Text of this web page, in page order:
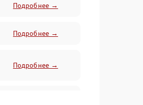
Подробнее →
Подробнее →
Подробнее →